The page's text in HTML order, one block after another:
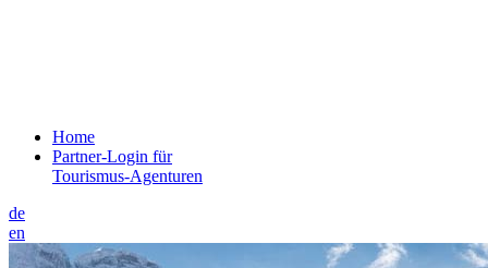
Home
Partner-Login für
Tourismus-Agenturen
de
en